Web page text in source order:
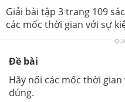
Giải bài tập 3 trang 109
các mốc thời gian với sự
Đề bài
Hãy nối các mốc thời
đúng.